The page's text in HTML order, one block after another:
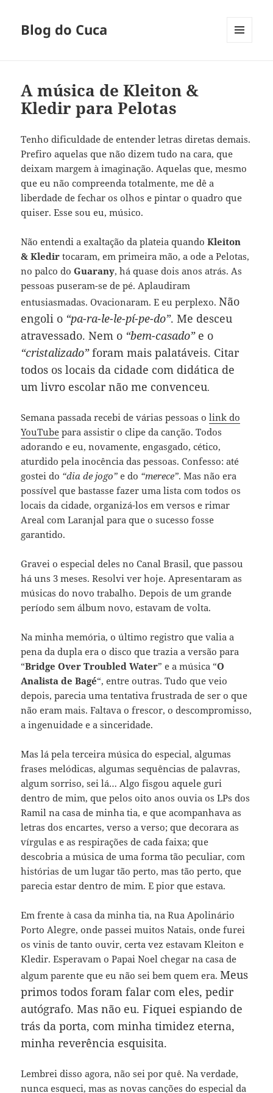
Blog do Cuca
A música de Kleiton &
Kledir para Pelotas
Tenho dificuldade de entender letras diretas demais.
Prefiro aquelas que não dizem tudo na cara, que
deixam margem à imaginação. Aquelas que, mesmo
que eu não compreenda totalmente, me dê a
liberdade de fechar os olhos e pintar o quadro que
quiser. Esse sou eu, músico.
Não entendi a exaltação da plateia quandoKleiton
& Kledir tocaram, em primeira mão, a ode a Pelotas,
no palco doGuarany, há quase dois anos atrás. As
pessoas puseram-se de pé. Aplaudiram
entusiasmadas. Ovacionaram. E eu perplexo.Não
engoli o “pa-ra-le-le-pí-pe-do”. Me desceu
atravessado. Nem o “bem-casado”e o
“cristalizado”foram mais palatáveis. Citar
todos os locais da cidade com didática de
um livro escolar não me convenceu.
Semana passada recebi de várias pessoas olink do
YouTube para assistir o clipe da canção. Todos
adorando e eu, novamente, engasgado, cético,
aturdido pela inocência das pessoas. Confesso: até
gostei do “dia de jogo” e do “merece”. Mas não era
possível que bastasse fazer uma lista com todos os
locais da cidade, organizá-los em versos e rimar
Areal com Laranjal para que o sucesso fosse
garantido.
Gravei o especial deles no Canal Brasil, que passou
há uns 3 meses. Resolvi ver hoje. Apresentaram as
músicas do novo trabalho. Depois de um grande
período sem álbum novo, estavam de volta.
Na minha memória, o último registro que valia a
pena da dupla era o disco que trazia a versão para
“Bridge Over Troubled Water” e a música “O
Analista de Bagé“, entre outras. Tudo que veio
depois, parecia uma tentativa frustrada de ser o que
não eram mais. Faltava o frescor, o descompromisso,
a ingenuidade e a sinceridade.
Mas lá pela terceira música do especial, algumas
frases melódicas, algumas sequências de palavras,
algum sorriso, sei lá… Algo fisgou aquele guri
dentro de mim, que pelos oito anos ouvia os LPs dos
Ramil na casa de minha tia, e que acompanhava as
letras dos encartes, verso a verso; que decorara as
vírgulas e as respirações de cada faixa; que
descobria a música de uma forma tão peculiar, com
histórias de um lugar tão perto, mas tão perto, que
parecia estar dentro de mim. E pior que estava.
Em frente à casa da minha tia, na Rua Apolinário
Porto Alegre, onde passei muitos Natais, onde furei
os vinis de tanto ouvir, certa vez estavam Kleiton e
Kledir. Esperavam o Papai Noel chegar na casa de
algum parente que eu não sei bem quem era.Meus
primos todos foram falar com eles, pedir
autógrafo. Mas não eu. Fiquei espiando de
trás da porta, com minha timidez eterna,
minha reverência esquisita.
Lembrei disso agora, não sei por quê. Na verdade,
nunca esqueci, mas as novas canções do especial da